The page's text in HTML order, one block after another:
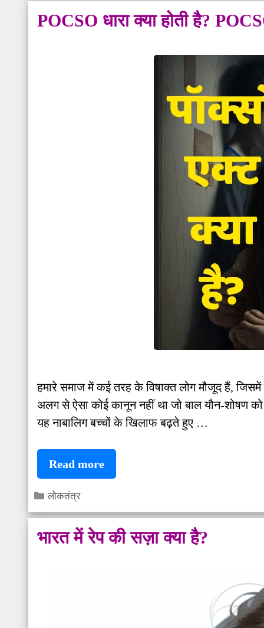
बाप
POCSO धारा क्या होती है?
हमारे समाज में कई तरह के विषाक्त लोग मौजूद हैं,
अलग से ऐसा कोई कानून नहीं था जो बाल यौन-शोषण
यह नाबालिग बच्चों के खिलाफ बढ़ते हुए …
Read morePOCSO
धारा
होती
है?
Categories
लोकतंत्र
भारत में रेप की सज़ा क्या है?